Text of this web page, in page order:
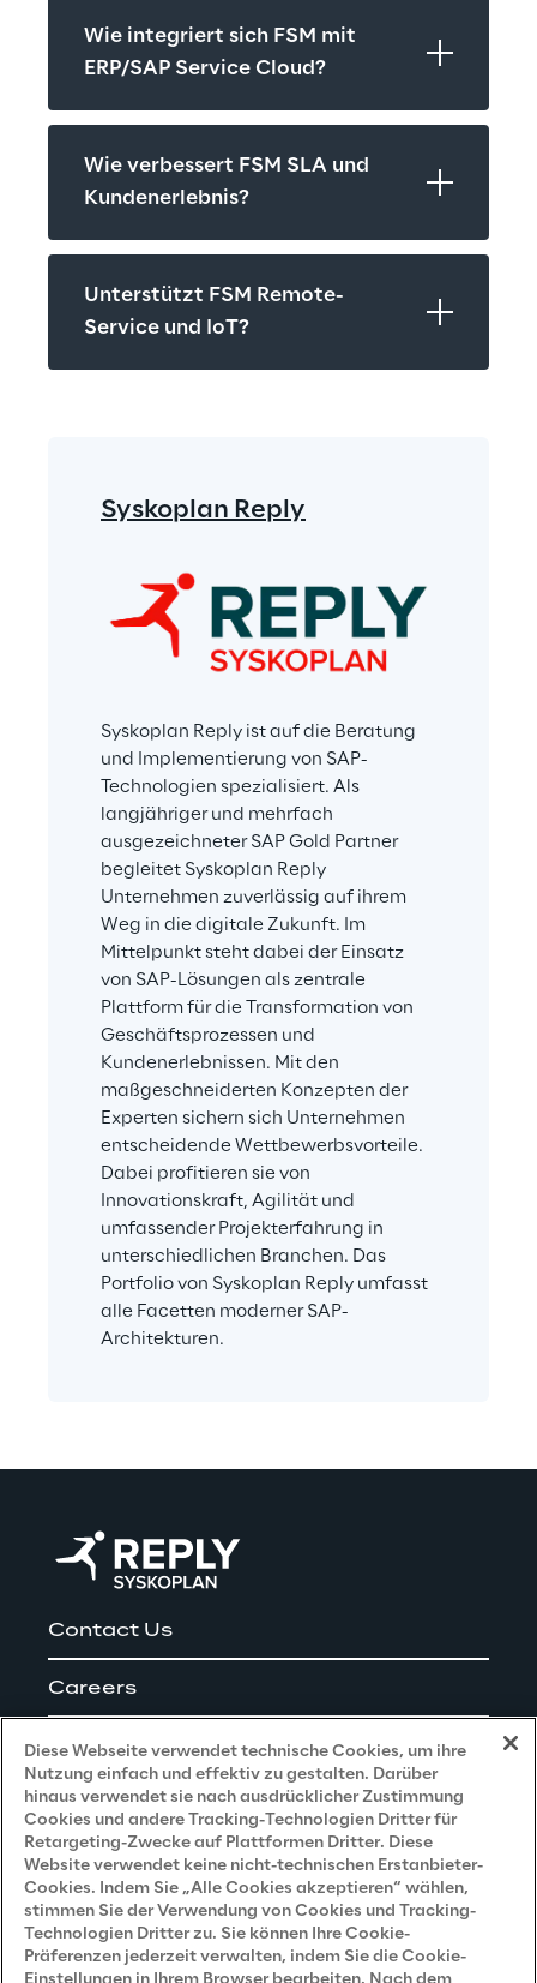
Wie integriert sich FSM mit
ERP/SAP Service Cloud?
Wie verbessert FSM SLA und
Kundenerlebnis?
Unterstützt FSM Remote-
Service und IoT?
Syskoplan Reply
Syskoplan Reply ist auf die Beratung
und Implementierung von SAP-
Technologien spezialisiert. Als
langjähriger und mehrfach
ausgezeichneter SAP Gold Partner
begleitet Syskoplan Reply
Unternehmen zuverlässig auf ihrem
Weg in die digitale Zukunft. Im
Mittelpunkt steht dabei der Einsatz
von SAP-Lösungen als zentrale
Plattform für die Transformation von
Geschäftsprozessen und
Kundenerlebnissen. Mit den
maßgeschneiderten Konzepten der
Experten sichern sich Unternehmen
entscheidende Wettbewerbsvorteile.
Dabei profitieren sie von
Innovationskraft, Agilität und
umfassender Projekterfahrung in
unterschiedlichen Branchen. Das
Portfolio von Syskoplan Reply umfasst
alle Facetten moderner SAP-
Architekturen.
Contact Us
Careers
Impressum
Privacy and Legal
Datenschutz- und Cookie Richtlinie
Datenschutzhinweis(Bewerber)
Diese Webseite verwendet technische Cookies, um ihre
Nutzung einfach und effektiv zu gestalten. Darüber
hinaus verwendet sie nach ausdrücklicher Zustimmung
Cookies und andere Tracking-Technologien Dritter für
Retargeting-Zwecke auf Plattformen Dritter. Diese
Website verwendet keine nicht-technischen Erstanbieter-
Cookies. Indem Sie „Alle Cookies akzeptieren“ wählen,
stimmen Sie der Verwendung von Cookies und Tracking-
Technologien Dritter zu. Sie können Ihre Cookie-
Präferenzen jederzeit verwalten, indem Sie die Cookie-